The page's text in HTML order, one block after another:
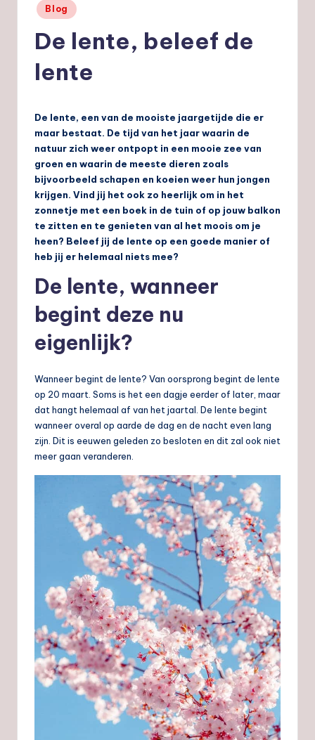
nlGeplaatst
in
Blog
De lente, beleef de
lente
De lente, een van de mooiste jaargetijde die er
maar bestaat. De tijd van het jaar waarin de
natuur zich weer ontpopt in een mooie zee van
groen en waarin de meeste dieren zoals
bijvoorbeeld schapen en koeien weer hun jongen
krijgen. Vind jij het ook zo heerlijk om in het
zonnetje met een boek in de tuin of op jouw balkon
te zitten en te genieten van al het moois om je
heen? Beleef jij de lente op een goede manier of
heb jij er helemaal niets mee?
De lente, wanneer
begint deze nu
eigenlijk?
Wanneer begint de lente? Van oorsprong begint de lente
op 20 maart. Soms is het een dagje eerder of later, maar
dat hangt helemaal af van het jaartal. De lente begint
wanneer overal op aarde de dag en de nacht even lang
zijn. Dit is eeuwen geleden zo besloten en dit zal ook niet
meer gaan veranderen.